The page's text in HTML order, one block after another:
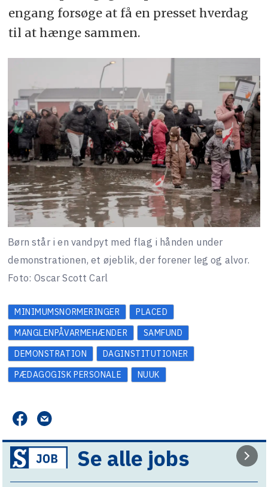
engang forsøge at få en presset hverdag
til at hænge sammen.
Børn står i en vandpyt med flag i hånden under
demonstrationen, et øjeblik, der forener leg og alvor.
Foto: Oscar Scott Carl
MINIMUMSNORMERINGER
PLACED
MANGLENPÅVARMEHÆNDER
SAMFUND
DEMONSTRATION
DAGINSTITUTIONER
PÆDAGOGISK PERSONALE
NUUK
Se alle jobs